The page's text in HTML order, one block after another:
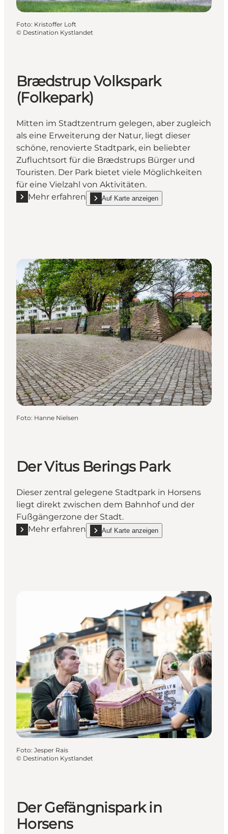
Foto: Kristoffer Loft
© Destination Kystlandet
Brædstrup Volkspark
(Folkepark)
Mitten im Stadtzentrum gelegen, aber zugleich
als eine Erweiterung der Natur, liegt dieser
schöne, renovierte Stadtpark, ein beliebter
Zufluchtsort für die Brædstrups Bürger und
Touristen. Der Park bietet viele Möglichkeiten
für eine Vielzahl von Aktivitäten.
Mehr erfahren
Mehr erfahren "Brædstrup Volkspark (Folkepark)"
Auf Karte anzeigen
show Brædstrup Volkspark (Folkepark)
Foto: Hanne Nielsen
Der Vitus Berings Park
Dieser zentral gelegene Stadtpark in Horsens
liegt direkt zwischen dem Bahnhof und der
Fußgängerzone der Stadt.
Mehr erfahren
Mehr erfahren "Der Vitus Berings Park"
Auf Karte anzeigen
show Der Vitus Berings Park on_map
Foto: Jesper Rais
© Destination Kystlandet
Der Gefängnispark in
Horsens